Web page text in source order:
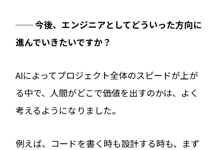
── 今後、エンジニアとしてどういった方向に
進んでいきたいですか？
AIによってプロジェクト全体のスピードが上が
る中で、人間がどこで価値を出すのかは、よく
考えるようになりました。
例えば、コードを書く時も設計する時も、まず